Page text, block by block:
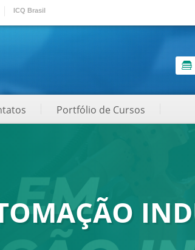
ICQ Brasil
Portfólio de Cursos